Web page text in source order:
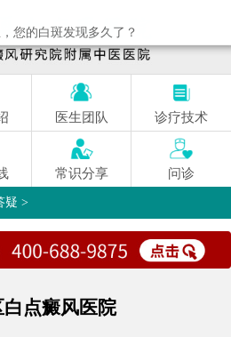
医生团队 诊疗技术
常识分享 问诊
疑 >
点癜风医院
您的白斑发现多久了？